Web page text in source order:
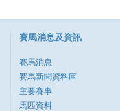
賽馬消息及資訊
賽馬消息
賽馬新聞資料庫
主要賽事
馬匹資料